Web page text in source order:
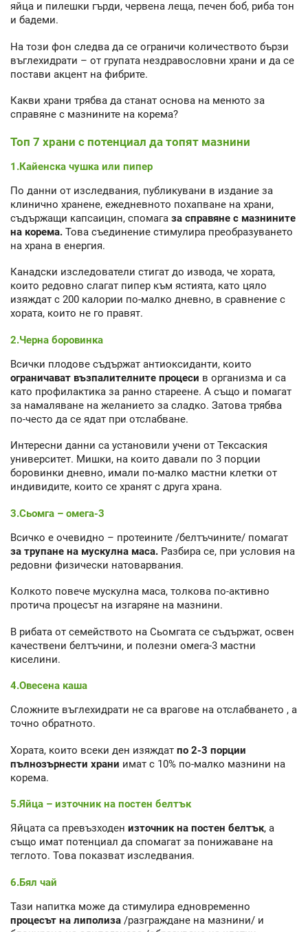
яйца и пилешки гърди, червена леща, печен боб, риба тон
и бадеми.
На този фон следва да се ограничи количеството бързи
въглехидрати – от групата нездравословни храни и да се
постави акцент на фибрите.
Какви храни трябва да станат основа на менюто за
справяне с мазнините на корема?
Топ 7 храни с потенциал да топят мазнини
1.Кайенска чушка или пипер
По данни от изследвания, публикувани в издание за
клинично хранене, ежедневното похапване на храни,
съдържащи капсаицин, спомага за справяне с мазнините
на корема. Това съединение стимулира преобразуването
на храна в енергия.
Канадски изследователи стигат до извода, че хората,
които редовно слагат пипер към ястията, като цяло
изяждат с 200 калории по-малко дневно, в сравнение с
хората, които не го правят.
2.Черна боровинка
Всички плодове съдържат антиоксиданти, които
ограничават възпалителните процеси в организма и са
като профилактика за ранно стареене. А също и помагат
за намаляване на желанието за сладко. Затова трябва
по-често да се ядат при отслабване.
Интересни данни са установили учени от Тексаския
университет. Мишки, на които давали по 3 порции
боровинки дневно, имали по-малко мастни клетки от
индивидите, които се хранят с друга храна.
3.Сьомга – омега-3
Всичко е очевидно – протеините /белтъчините/ помагат
за трупане на мускулна маса. Разбира се, при условия на
редовни физически натоварвания.
Колкото повече мускулна маса, толкова по-активно
протича процесът на изгаряне на мазнини.
В рибата от семейството на Сьомгата се съдържат, освен
качествени белтъчини, и полезни омега-3 мастни
киселини.
4.Овесена каша
Сложните въглехидрати не са врагове на отслабването , а
точно обратното.
Хората, които всеки ден изяждат по 2-3 порции
пълнозърнести храни имат с 10% по-малко мазнини на
корема.
5.Яйца – източник на постен белтък
Яйцата са превъзходен източник на постен белтък, а
също имат потенциал да спомагат за понижаване на
теглото. Това показват изследвания.
6.Бял чай
Тази напитка може да стимулира едновременно
процесът на липолиза /разграждане на мазнини/ и